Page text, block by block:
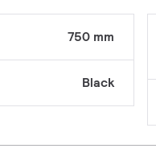
750 mm
Black